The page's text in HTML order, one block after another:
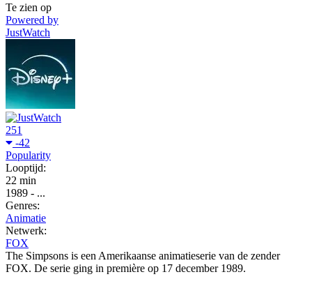
Te zien op
Powered by
JustWatch
251
-42
Popularity
Looptijd:
22 min
1989 - ...
Genres:
Animatie
Netwerk:
FOX
The Simpsons is een Amerikaanse animatieserie van de zender
FOX. De serie ging in première op 17 december 1989.